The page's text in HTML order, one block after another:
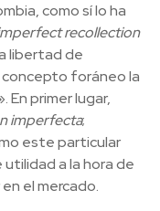
como sí lo ha
recollection
libertad de
foráneo la
En primer lugar,
imperfecta;
este particular
a la hora de
el mercado.